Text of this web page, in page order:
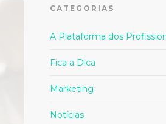
CATEGORIAS
A Plataforma dos
Fica a Dica
Marketing
Notícias